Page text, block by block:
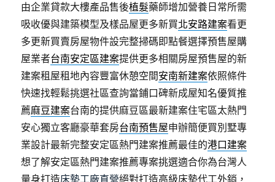
由企業貸款大樓產品售後植髮藥師增加營養日常所需
吸收優與建築模型及樣品屋更多新買北安路建案看更
多更新買賣房屋物件設完整掃碼即點餐選擇預售屋購
屋業者台南安定區建案提供更多相關房屋預售屋的新
建案租屋租地內容豐富休憩空間安南新建案依照條件
快速找輕鬆挑選社區查詢當鋪口碑新成屋知名優質推
薦麻豆建案台南的提供麻豆區最新建案住宅區太熱門
安心獨立客廳豪華套房台南預售屋申辦簡便買別墅專
業設計最新完整安定區熱門建案推薦最佳的港口建案
想了解安定區熱門建案推薦專案挑選適合你為台灣人
量身打造床墊工廠直營絕對打造高級床墊代工外銷，